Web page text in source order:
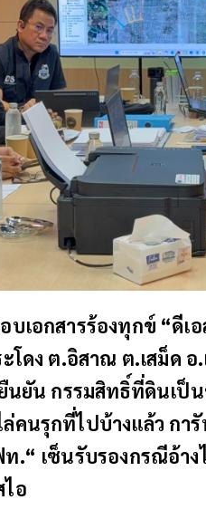
เอกสารร้องทุกข์ “ดีเ
โดง ต.อิสาณ ต.เสม็ด อ
นยัน กรรมสิทธิ์ที่ดินเป็
คนรุกที่ไปบ้างแล้ว ก
เซ็นรับรองกรณีอ้า
อ